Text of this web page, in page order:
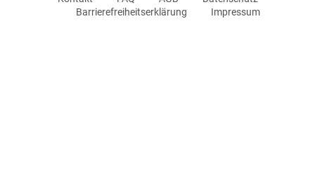
Barrierefreiheitserklärung
Impressum